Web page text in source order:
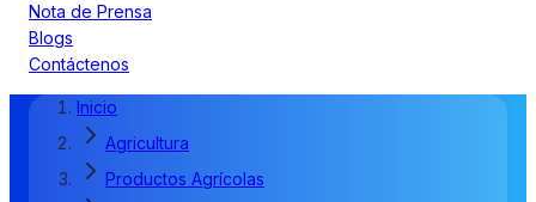
Nota de Prensa
Blogs
Contáctenos
Inicio
Agricultura
Productos Agrícolas